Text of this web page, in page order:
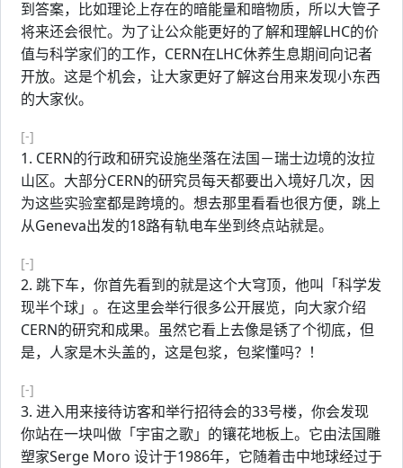
到答案，比如理论上存在的暗能量和暗物质，所以大管子
将来还会很忙。为了让公众能更好的了解和理解LHC的价
值与科学家们的工作，CERN在LHC休养生息期间向记者
开放。这是个机会，让大家更好了解这台用来发现小东西
的大家伙。
[-]
1. CERN的行政和研究设施坐落在法国－瑞士边境的汝拉
山区。大部分CERN的研究员每天都要出入境好几次，因
为这些实验室都是跨境的。想去那里看看也很方便，跳上
从Geneva出发的18路有轨电车坐到终点站就是。
[-]
2. 跳下车，你首先看到的就是这个大穹顶，他叫「科学发
现半个球」。在这里会举行很多公开展览，向大家介绍
CERN的研究和成果。虽然它看上去像是锈了个彻底，但
是，人家是木头盖的，这是包浆，包桨懂吗？！
[-]
3. 进入用来接待访客和举行招待会的33号楼，你会发现
你站在一块叫做「宇宙之歌」的镶花地板上。它由法国雕
塑家Serge Moro 设计于1986年，它随着击中地球经过于